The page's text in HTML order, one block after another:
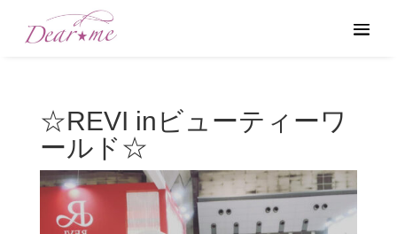
☆REVI inビューティーワ
ールド☆